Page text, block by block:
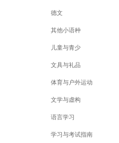
德文
其他小语种
儿童与青少
文具与礼品
体育与户外运动
文学与虚构
语言学习
学习与考试指南